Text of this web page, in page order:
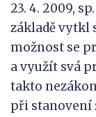
23. 4. 2009,
základě vytkl
možnost se
a využít svá
takto
při stanovení